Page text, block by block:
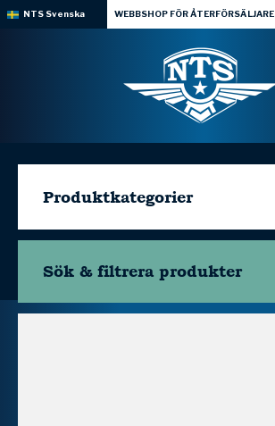
NTS Svenska WEBBSHOP FÖR ÅTERFÖRSÄLJARE
Produktkategorier
Sök & filtrera produkter